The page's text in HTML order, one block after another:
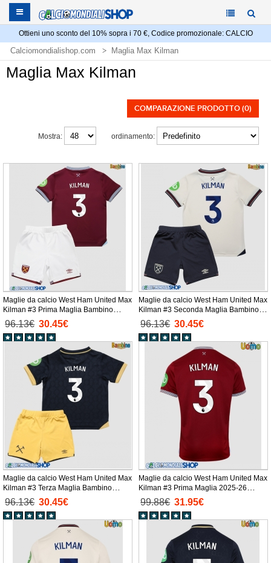
Ottieni uno sconto del 10% sopra i 70 €, Codice promozionale: CALCIO
Calciomondialishop.com Maglia Max Kilman
Maglia Max Kilman
COMPARAZIONE PRODOTTO (0)
ordinamento:
Mostra:
Maglie da calcio West Ham United Max
Kilman #3 Prima Maglia Bambino
2025-26 Manica Corta + Pantaloni
corti)
96.13€ 30.45€
Maglie da calcio West Ham United Max
Kilman #3 Seconda Maglia Bambino
2025-26 Manica Corta + Pantaloni
corti)
96.13€ 30.45€
Maglie da calcio West Ham United Max
Kilman #3 Terza Maglia Bambino
2025-26 Manica Corta + Pantaloni
corti)
96.13€ 30.45€
Maglie da calcio West Ham United Max
Kilman #3 Prima Maglia 2025-26
Manica Corta
99.88€ 31.95€